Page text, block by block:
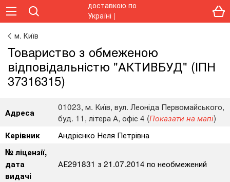
м. Київ
Toвapиcтвo з oбмeжeнoю
вiдпoвiдaльнicтю "АКТИВБУД" (ІПН
37316315)
Адреса
01023, м. Київ, вул. Леоніда Первомайського,
буд. 11, літера А, офіс 4 (Показати на мапі)
Керівник
Андрієнко Неля Петрівна
№ ліцензії,
дата
видачі
АЕ291831 з 21.07.2014 по необмежений